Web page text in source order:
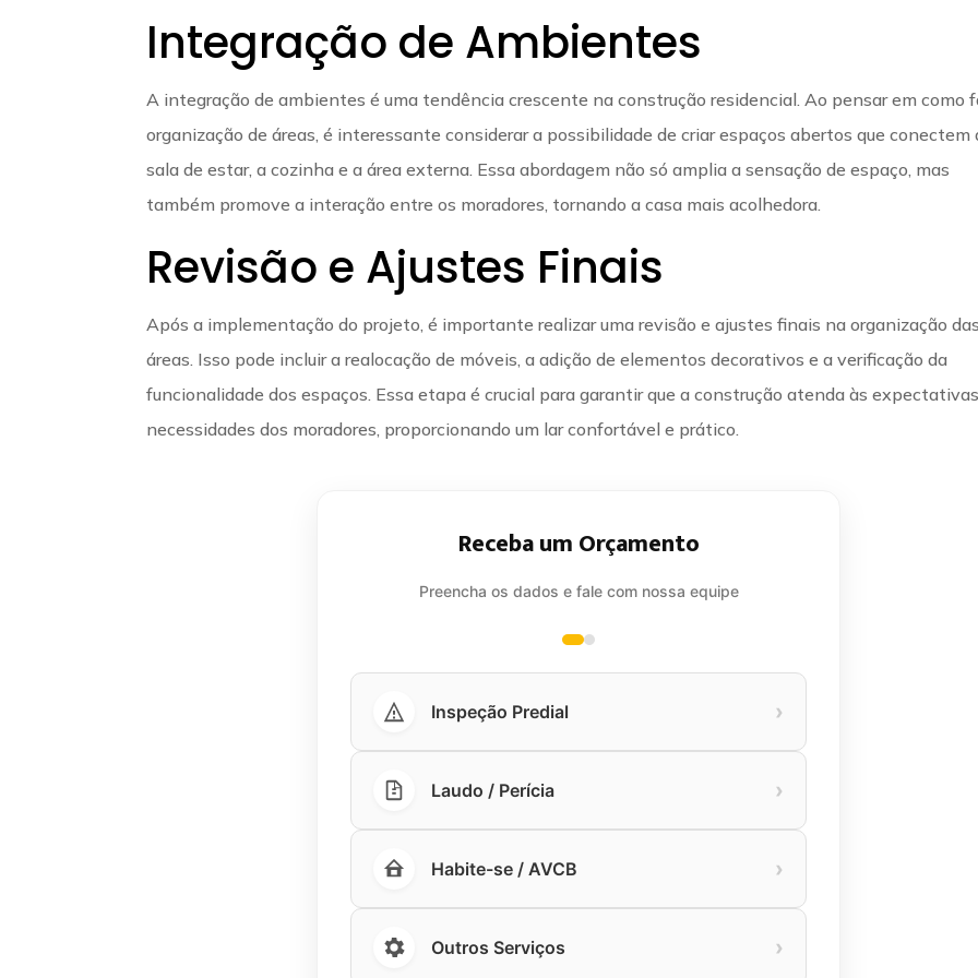
Integração de Ambientes
A integração de ambientes é uma tendência crescente na construção residencial. Ao pensar em como
organização de áreas, é interessante considerar a possibilidade de criar espaços abertos que conectem
sala de estar, a cozinha e a área externa. Essa abordagem não só amplia a sensação de espaço, mas
também promove a interação entre os moradores, tornando a casa mais acolhedora.
Revisão e Ajustes Finais
Após a implementação do projeto, é importante realizar uma revisão e ajustes finais na organização das
áreas. Isso pode incluir a realocação de móveis, a adição de elementos decorativos e a verificação da
funcionalidade dos espaços. Essa etapa é crucial para garantir que a construção atenda às
necessidades dos moradores, proporcionando um lar confortável e prático.
Receba um Orçamento
Preencha os dados e fale com nossa equipe
Inspeção Predial ›
Laudo / Perícia ›
Habite-se / AVCB ›
Outros Serviços ›